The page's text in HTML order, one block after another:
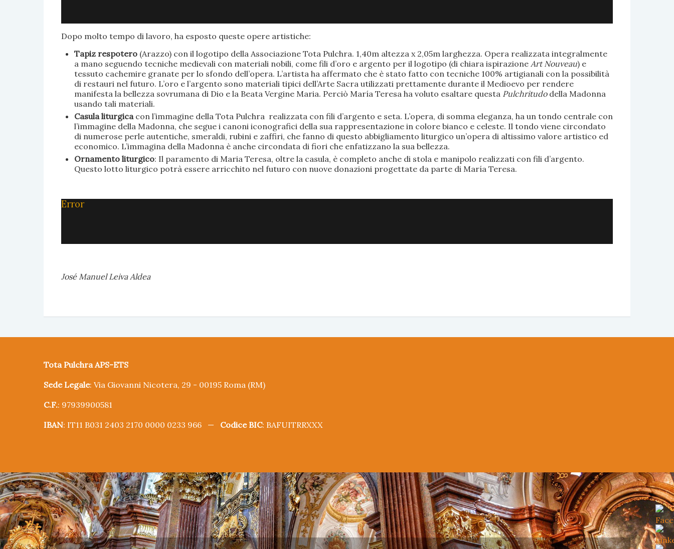
Dopo molto tempo di lavoro, ha esposto queste opere artistiche:
Tapiz respotero(Arazzo) con il logotipo della Associazione Tota Pulchra. 1,40m altezza x 2,05m larghezza. Opera realizzata integralmente
a mano seguendo tecniche medievali con materiali nobili, come fili d’oro e argento per il logotipo (di chiara ispirazione Art Nouveau) e
tessuto cachemire granate per lo sfondo dell’opera. L’artista ha affermato che è stato fatto con tecniche 100% artigianali con la possibilità
di restauri nel futuro. L’oro e l’argento sono materiali tipici dell’Arte Sacra utilizzati prettamente durante il Medioevo per rendere
manifesta la bellezza sovrumana di Dio e la Beata Vergine Maria. Perciò María Teresa ha voluto esaltare questa Pulchritudo della Madonna
usando tali materiali.
Casula liturgica con l’immagine della Tota Pulchra realizzata con fili d’argento e seta. L’opera, di somma eleganza, ha un tondo centrale con
l’immagine della Madonna, che segue i canoni iconografici della sua rappresentazione in colore bianco e celeste. Il tondo viene circondato
di numerose perle autentiche, smeraldi, rubini e zaffiri, che fanno di questo abbigliamento liturgico un’opera di altissimo valore artistico ed
economico. L’immagina della Madonna è anche circondata di fiori che enfatizzano la sua bellezza.
Ornamento liturgico: Il paramento di Maria Teresa, oltre la casula, è completo anche di stola e manipolo realizzati con fili d’argento.
Questo lotto liturgico potrà essere arricchito nel futuro con nuove donazioni progettate da parte di María Teresa.
Error
José Manuel Leiva Aldea
Tota Pulchra APS-ETS
Sede Legale: Via Giovanni Nicotera, 29 - 00195 Roma (RM)
C.F.: 97939900581
IBAN: IT11 B031 2403 2170 0000 0233 966 — Codice BIC: BAFUITRRXXX